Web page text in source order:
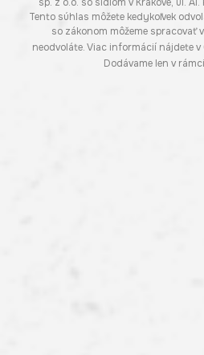
sp. z o.o. so sídlom v Krakove, ul.
Tento súhlas môžete kedykoľvek
so zákonom môžeme spracovať
neodvoláte. Viac informácií nájdete v
Dodávame len v